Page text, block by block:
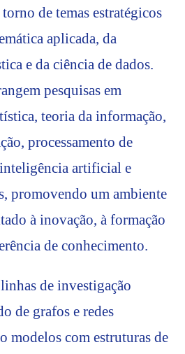
de temas estratégicos
aplicada, da
e da ciência de dados.
pesquisas em
teoria da informação,
processamento de
artificial e
promovendo um ambiente
à inovação, à formação
de conhecimento.
de investigação
de grafos e redes
modelos com estruturas de